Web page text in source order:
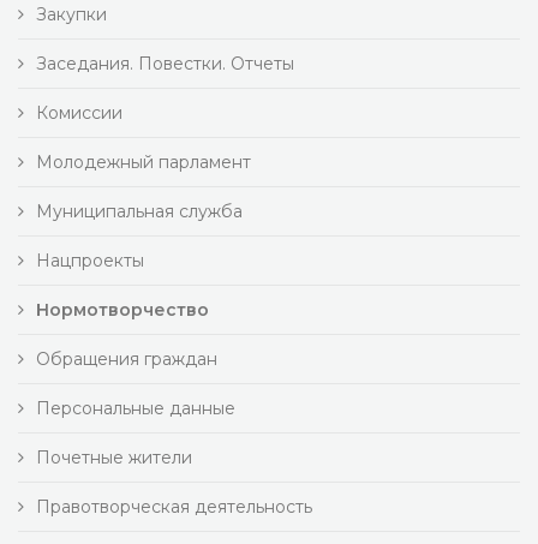
Закупки
Заседания. Повестки. Отчеты
Комиссии
Молодежный парламент
Муниципальная служба
Нацпроекты
Нормотворчество
Обращения граждан
Персональные данные
Почетные жители
Правотворческая деятельность